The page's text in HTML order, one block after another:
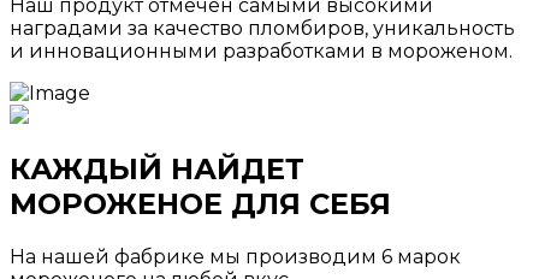
Наш продукт отмечен самыми высокими
наградами за качество пломбиров, уникальность
и инновационными разработками в мороженом.
КАЖДЫЙ НАЙДЕТ
МОРОЖЕНОЕ ДЛЯ СЕБЯ
На нашей фабрике мы производим 6 марок